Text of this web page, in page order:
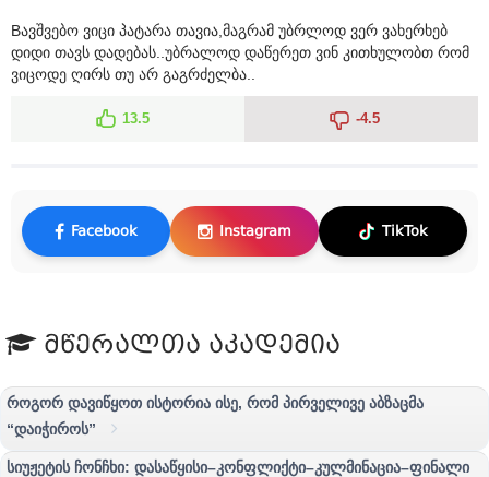
Bავშვებო ვიცი პატარა თავია,მაგრამ უბრლოდ ვერ ვახერხებ
დიდი თავს დადებას..უბრალოდ დაწერეთ ვინ კითხულობთ რომ
ვიცოდე ღირს თუ არ გაგრძელბა..
13.5 -4.5
Facebook Instagram TikTok
მწერალთა აკადემია
როგორ დავიწყოთ ისტორია ისე, რომ პირველივე აბზაცმა
“დაიჭიროს”
სიუჟეტის ჩონჩხი: დასაწყისი–კონფლიქტი–კულმინაცია–ფინალი